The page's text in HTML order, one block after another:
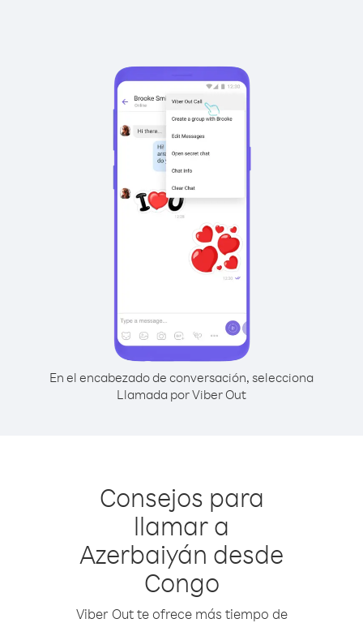
En el encabezado de conversación, selecciona
Llamada por Viber Out
Consejos para
llamar a
Azerbaiyán desde
Congo
Viber Out te ofrece más tiempo de